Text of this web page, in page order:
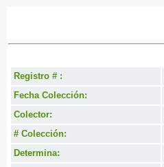
Registro # :
Fecha Colección:
Colector:
# Colección:
Determina: